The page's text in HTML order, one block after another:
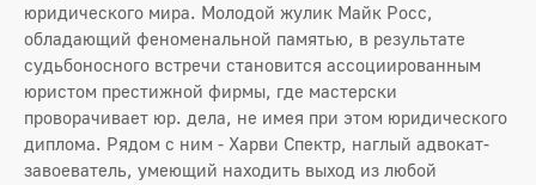
юридического мира. Молодой жулик Майк Росс,
обладающий феноменальной памятью, в результате
судьбоносного встречи становится ассоциированным
юристом престижной фирмы, где мастерски
проворачивает юр. дела, не имея при этом юридического
диплома. Рядом с ним - Харви Спектр, наглый адвокат-
завоеватель, умеющий находить выход из любой